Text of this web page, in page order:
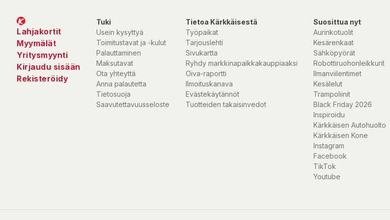
Lahjakortit
Myymälät
Yritysmyynti
Kirjaudu sisään
Rekisteröidy
Tuki
Usein kysyttyä
Toimitustavat ja -kulut
Palauttaminen
Maksutavat
Ota yhteyttä
Anna palautetta
Tietosuoja
Saavutettavuusseloste
Tietoa Kärkkäisestä
Työpaikat
Tarjouslehti
Sivukartta
Ryhdy markkinapaikkakauppiaaksi
Oiva-raportti
Ilmoituskanava
Evästekäytännöt
Tuotteiden takaisinvedot
Suosittua nyt
Aurinkotuolit
Kesärenkaat
Sähköpyörät
Robottiruohonleikkurit
Ilmanviilentimet
Kesälelut
Trampoliinit
Black Friday 2026
Inspiroidu
Kärkkäisen Autohuolto
Kärkkäisen Kone
Instagram
Facebook
TikTok
Youtube